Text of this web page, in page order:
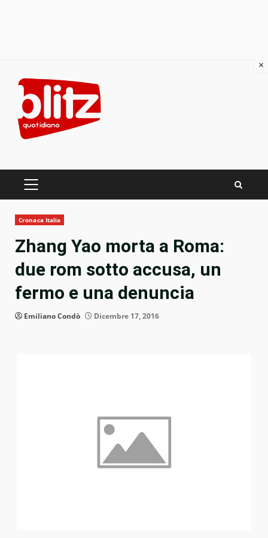
content
PRIMARY
Cronaca Italia
Zhang Yao morta a Roma:
due rom sotto accusa, un
fermo e una denuncia
Emiliano Condò Dicembre 17, 2016
×